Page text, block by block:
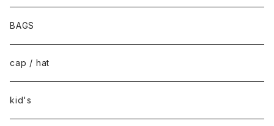
BAGS
cap / hat
kid's